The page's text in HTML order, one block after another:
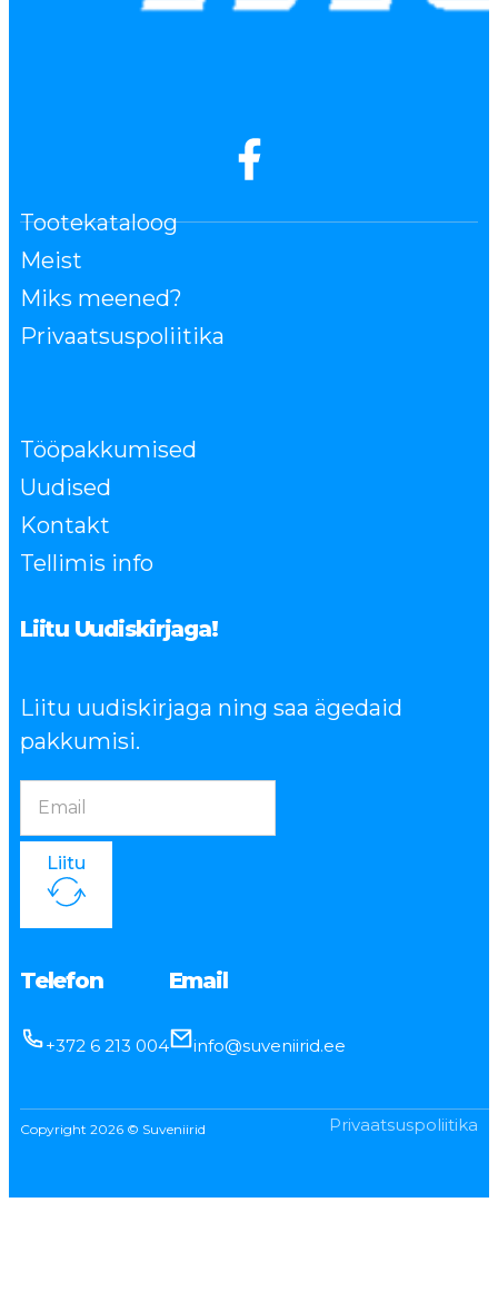
Tootekataloog
Meist
Miks meened?
Privaatsuspoliitika
Tööpakkumised
Uudised
Kontakt
Tellimis info
Liitu Uudiskirjaga!
Liitu uudiskirjaga ning saa ägedaid
pakkumisi.
Liitu
Telefon
+372 6 213 004
Email
info@suveniirid.ee
Copyright 2026 © Suveniirid Privaatsuspoliitika